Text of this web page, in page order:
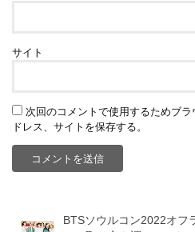
サイト
次回のコメントで使用するためブ
ドレス、サイトを保存する。
BTSソウルコン2022オフ